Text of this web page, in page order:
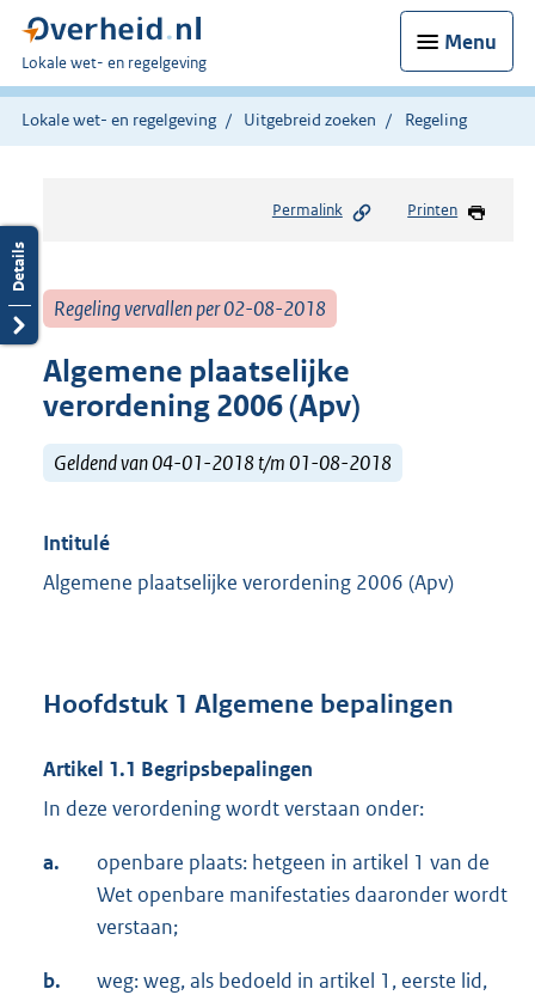
Menu
U
bent
hier:
Lokale wet- en regelgeving
Lokale wet- en regelgeving Uitgebreid zoeken Regeling
Permalink Printen
Regeling vervallen per 02-08-2018
Algemene plaatselijke
verordening 2006 (Apv)
Geldend van 04-01-2018 t/m 01-08-2018
Intitulé
Algemene plaatselijke verordening 2006 (Apv)
Hoofdstuk 1 Algemene bepalingen
Artikel 1.1 Begripsbepalingen
In deze verordening wordt verstaan onder:
a.
openbare plaats: hetgeen in artikel 1 van de
Wet openbare manifestaties daaronder wordt
verstaan;
b.
weg: weg, als bedoeld in artikel 1, eerste lid,